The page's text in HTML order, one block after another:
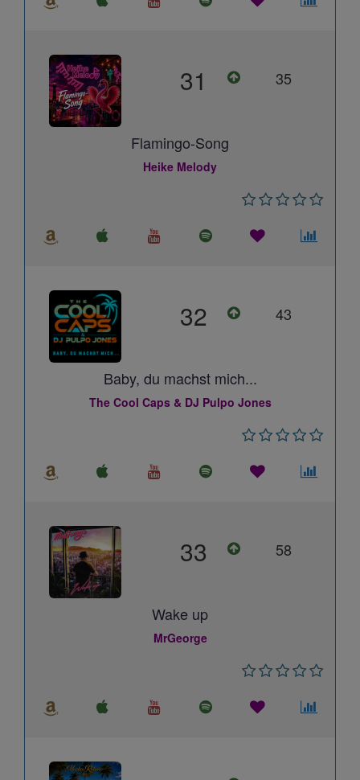
31 35
Flamingo-Song
Heike Melody
32 43
Baby, du machst mich...
The Cool Caps & DJ Pulpo Jones
33 58
Wake up
MrGeorge